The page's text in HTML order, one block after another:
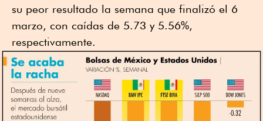
su peor resultado la semana que finalizó el 6
marzo, con caídas de 5.73 y 5.56%,
respectivamente.